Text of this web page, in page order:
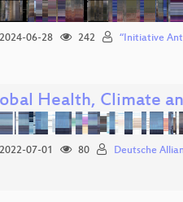
2024-06-28 242 “Initiative
Health, Climate
2022-07-01 80 Deutsche